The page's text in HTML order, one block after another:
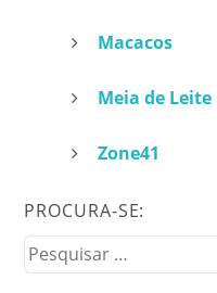
Macacos
Meia de Leite
Zone41
PROCURA-SE:
Pesquisar
por: